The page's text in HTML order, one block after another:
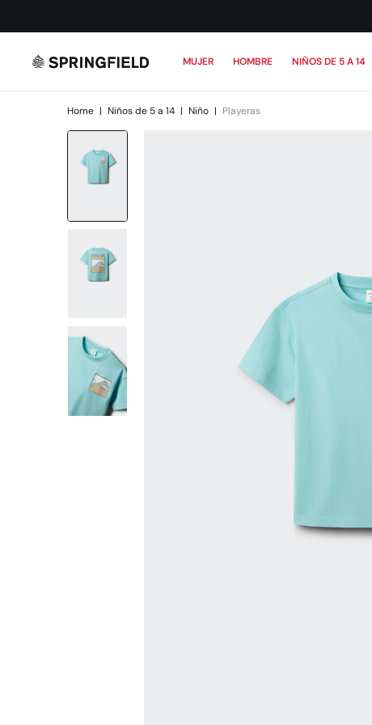
MUJER HOMBRE NIÑOS DE 5 A 14
Home | Niños de 5 a 14 | Niño | Playeras